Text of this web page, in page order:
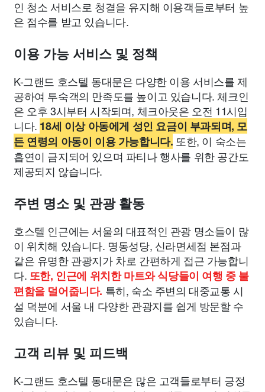
인 청소 서비스로 청결을 유지해 이용객들로부터 높
은 점수를 받고 있습니다.
이용 가능 서비스 및 정책
K-그랜드 호스텔 동대문은 다양한 이용 서비스를 제
공하여 투숙객의 만족도를 높이고 있습니다. 체크인
은 오후 3시부터 시작되며, 체크아웃은 오전 11시입
니다. 18세 이상 아동에게 성인 요금이 부과되며, 모
든 연령의 아동이 이용 가능합니다. 또한, 이 숙소는
흡연이 금지되어 있으며 파티나 행사를 위한 공간도
제공되지 않습니다.
주변 명소 및 관광 활동
호스텔 인근에는 서울의 대표적인 관광 명소들이 많
이 위치해 있습니다. 명동성당, 신라면세점 본점과
같은 유명한 관광지가 차로 간편하게 접근 가능합니
다. 또한, 인근에 위치한 마트와 식당들이 여행 중 불
편함을 덜어줍니다. 특히, 숙소 주변의 대중교통 시
설 덕분에 서울 내 다양한 관광지를 쉽게 방문할 수
있습니다.
고객 리뷰 및 피드백
K-그랜드 호스텔 동대문은 많은 고객들로부터 긍정